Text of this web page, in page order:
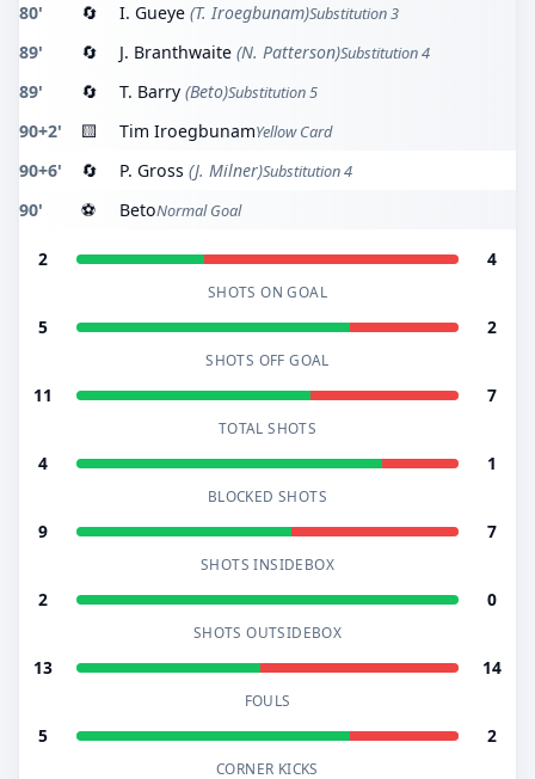
80' 🔄 I. Gueye (T. Iroegbunam)Substitution 3
89' 🔄 J. Branthwaite (N. Patterson)Substitution 4
89' 🔄 T. Barry (Beto)Substitution 5
90+2' 🟨 Tim IroegbunamYellow Card
90+6' 🔄 P. Gross (J. Milner)Substitution 4
90' ⚽ BetoNormal Goal
2 4
SHOTS ON GOAL
5 2
SHOTS OFF GOAL
11 7
TOTAL SHOTS
4 1
BLOCKED SHOTS
9 7
SHOTS INSIDEBOX
2 0
SHOTS OUTSIDEBOX
13 14
FOULS
5 2
CORNER KICKS